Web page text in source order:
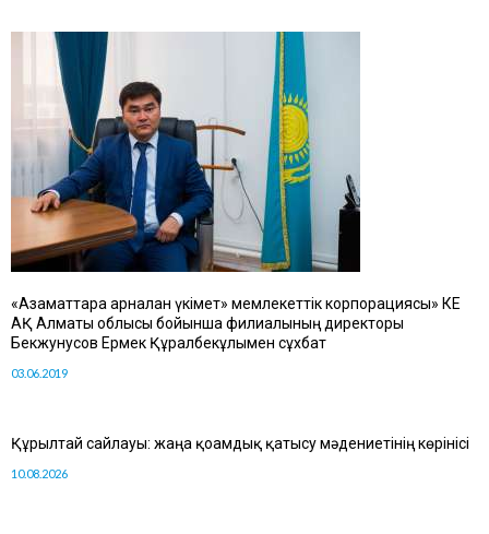
«Азаматтарға арналған үкімет» мемлекеттік корпорациясы» КЕ
АҚ Алматы облысы бойынша филиалының директоры
Бекжунусов Ермек Құралбекұлымен сұхбат
03.06.2019
Құрылтай сайлауы: жаңа қоғамдық қатысу мәдениетінің көрінісі
10.08.2026